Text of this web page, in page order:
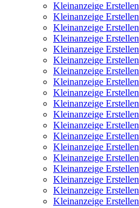
Kleinanzeige Erstellen
Kleinanzeige Erstellen
Kleinanzeige Erstellen
Kleinanzeige Erstellen
Kleinanzeige Erstellen
Kleinanzeige Erstellen
Kleinanzeige Erstellen
Kleinanzeige Erstellen
Kleinanzeige Erstellen
Kleinanzeige Erstellen
Kleinanzeige Erstellen
Kleinanzeige Erstellen
Kleinanzeige Erstellen
Kleinanzeige Erstellen
Kleinanzeige Erstellen
Kleinanzeige Erstellen
Kleinanzeige Erstellen
Kleinanzeige Erstellen
Kleinanzeige Erstellen